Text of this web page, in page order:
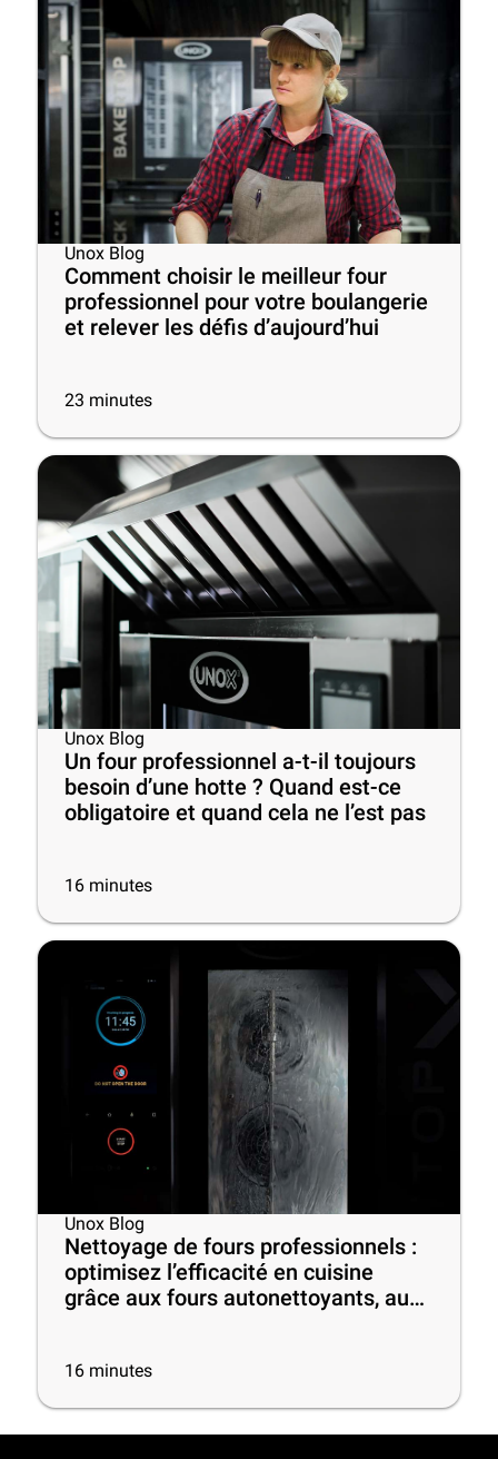
Unox Blog
Comment choisir le meilleur four
professionnel pour votre boulangerie
et relever les défis d’aujourd’hui
23 minutes
Unox Blog
Un four professionnel a-t-il toujours
besoin d’une hotte ? Quand est-ce
obligatoire et quand cela ne l’est pas
16 minutes
Unox Blog
Nettoyage de fours professionnels :
optimisez l’efficacité en cuisine
grâce aux fours autonettoyants, aux
16 minutes